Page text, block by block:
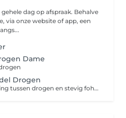
dag op afspraak. Behalve
via onze website of app, een
Dame
Drogen
knippen en droogbehandeling tussen drogen en stevig fohnen in